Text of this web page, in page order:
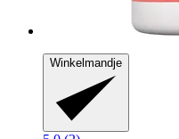
Winkelmandje